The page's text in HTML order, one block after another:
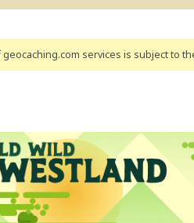
services is subject to